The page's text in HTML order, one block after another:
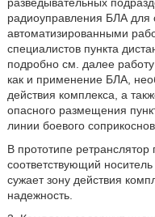
радиоуправления БЛА для
автоматизированными
специалистов пункта
подробно см. далее
как и применение БЛА,
действия комплекса, а
опасного размещения
линии боевого
В прототипе
соответствующий
сужает зону действия
надежность.